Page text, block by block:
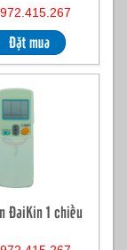
ĐaiKin 1 chiều